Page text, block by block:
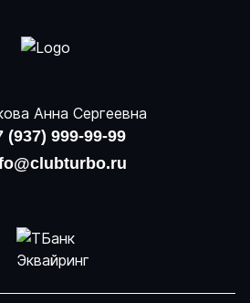
Анна Сергеевна
(937) 999-99-99